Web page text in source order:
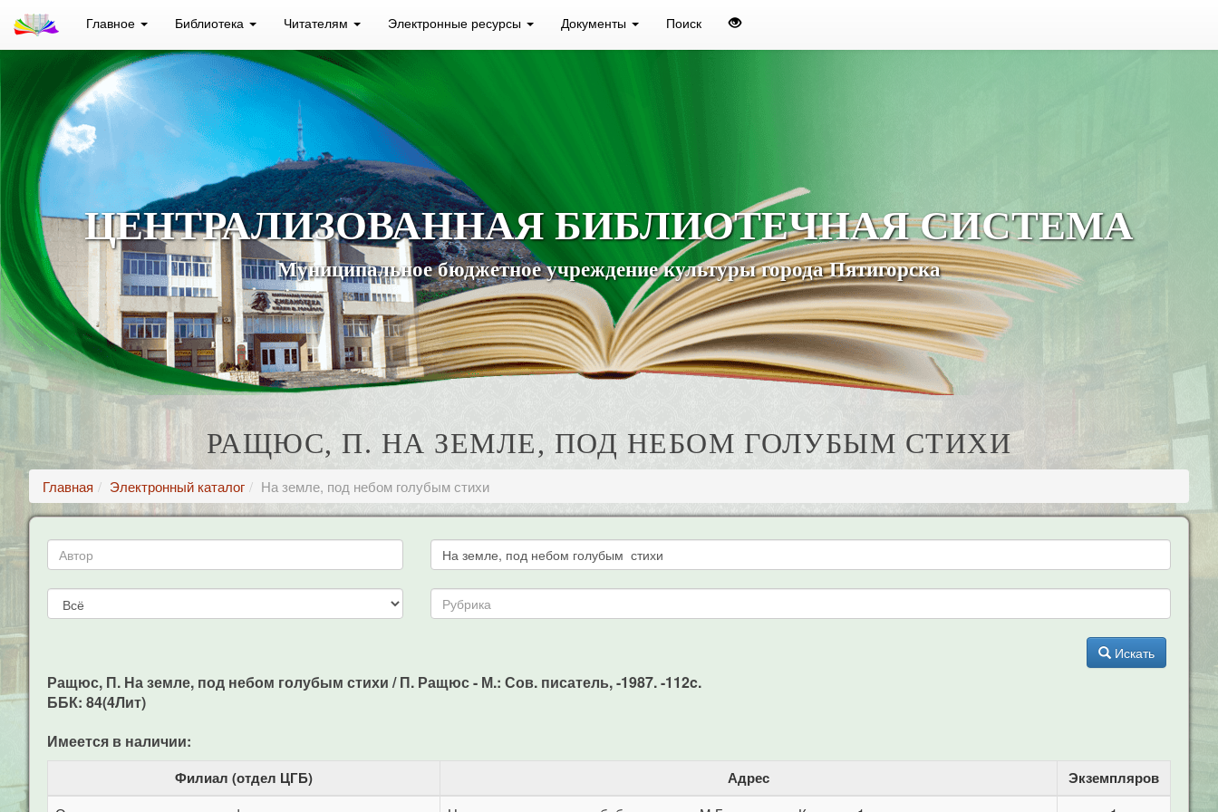
Главное Библиотека Читателям Электронные ресурсы Документы Поиск
ЦЕНТРАЛИЗОВАННАЯ БИБЛИОТЕЧНАЯ СИСТЕМА
Муниципальное бюджетное учреждение культуры города Пятигорска
РАЩЮС, П. НА ЗЕМЛЕ, ПОД НЕБОМ ГОЛУБЫМ СТИХИ
Главная Электронный каталог На земле, под небом голубым стихи
Искать
Ращюс, П. На земле, под небом голубым стихи / П. Ращюс - М.: Сов. писатель, -1987. -112c.
ББК: 84(4Лит)
Имеется в наличии:
Филиал (отдел ЦГБ) Адрес Экземпляров